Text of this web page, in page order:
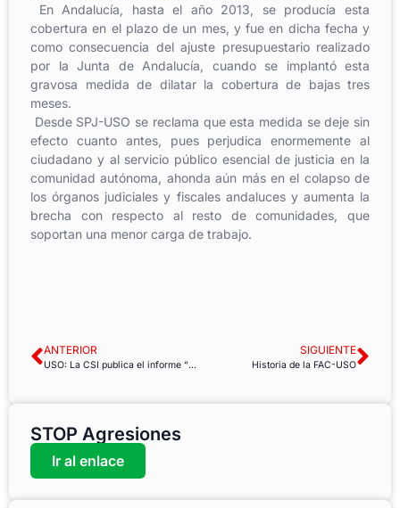
En Andalucía, hasta el año 2013, se producía esta
cobertura en el plazo de un mes, y fue en dicha fecha y
como consecuencia del ajuste presupuestario realizado
por la Junta de Andalucía, cuando se implantó esta
gravosa medida de dilatar la cobertura de bajas tres
meses.
Desde SPJ-USO se reclama que esta medida se deje sin
efecto cuanto antes, pues perjudica enormemente al
ciudadano y al servicio público esencial de justicia en la
comunidad autónoma, ahonda aún más en el colapso de
los órganos judiciales y fiscales andaluces y aumenta la
brecha con respecto al resto de comunidades, que
soportan una menor carga de trabajo.
ANTERIOR
USO: La CSI publica el informe “Trabajo tóxico: No más exposición mortal” con motivo del 28 de abril
SIGUIENTE
Historia de la FAC-USO
STOP Agresiones
Ir al enlace